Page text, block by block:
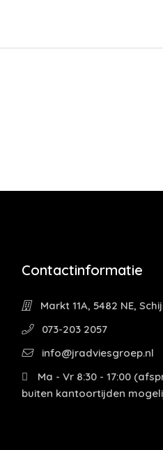
Contactinformatie
Markt 11A, 5482 NE,
073-203 2057
info@jradviesgroep.nl
Ma - Vr 8:30 - 17:00
buiten kantoortijden